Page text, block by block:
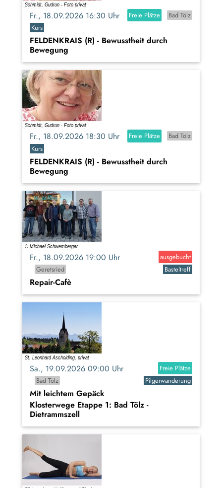
Fr., 18.09.2026 16:30 Uhr Freie Plätze
Bad Tölz
Kurs
FELDENKRAIS (R) - Bewusstheit durch
Bewegung
Fr., 18.09.2026 18:30 Uhr Freie Plätze
Bad Tölz
Kurs
FELDENKRAIS (R) - Bewusstheit durch
Bewegung
Fr., 18.09.2026 19:00 Uhr
ausgebucht
Geretsried
Basteltreff
Repair-Cafè
Sa., 19.09.2026 09:00 Uhr
Freie Plätze
Bad Tölz
Pilgerwanderung
Mit leichtem Gepäck
Klosterwege Etappe 1: Bad Tölz -
Dietrammszell